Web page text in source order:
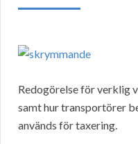
Redogörelse för verklig
samt hur transportörer
används för taxering.